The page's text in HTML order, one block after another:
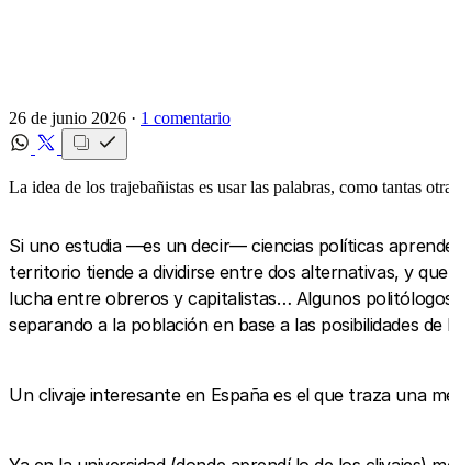
26 de junio 2026 · 1 comentario
La idea de los trajebañistas es usar las palabras, como tantas
Si uno estudia —es un decir— ciencias políticas
territorio tiende a dividirse entre dos alternativas, y
lucha entre obreros y capitalistas… Algunos
separando a la población en base a las posibilidades
Un clivaje interesante en España es el que traza una